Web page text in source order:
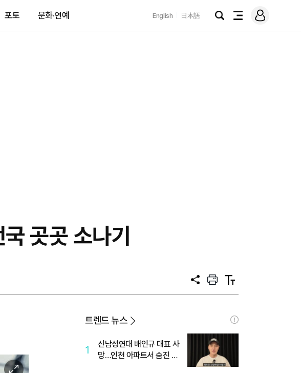
포토 문화·연예 English 日本語
검
전
메
그
곳곳 소나기
공
프
트
텍
트
이
트렌드 뉴스
1
신남성연대 배인규 대표 사
망…인천 아파트서 숨진 채